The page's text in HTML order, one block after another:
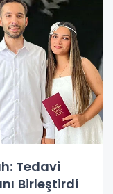
Tedavi
Birleştirdi